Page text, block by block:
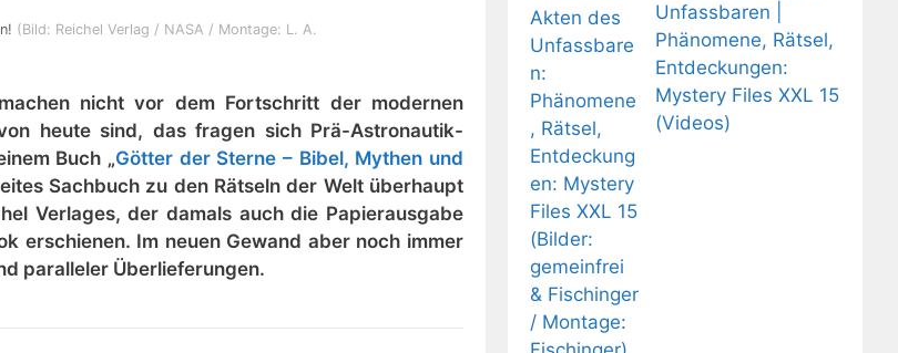
(Bild: Reichel Verlag / NASA / Montage: L. A.
nicht vor dem Fortschritt der modernen
heute sind, das fragen sich Prä-Astronautik-
Buch „Götter der Sterne – Bibel, Mythen und
Sachbuch zu den Rätseln der Welt überhaupt
Verlages, der damals auch die Papierausgabe
erschienen. Im neuen Gewand aber noch immer
paralleler Überlieferungen.
Unfassbaren |
Phänomene, Rätsel,
Entdeckungen:
Mystery Files XXL 15
(Videos)